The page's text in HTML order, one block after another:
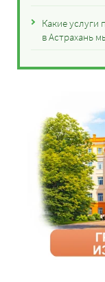
Какие услуги
в Астрахань